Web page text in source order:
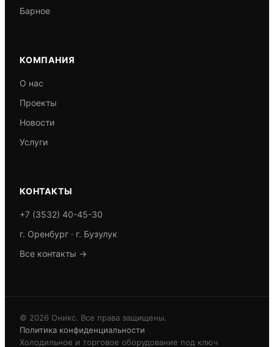
Барное
КОМПАНИЯ
О нас
Проекты
Новости
Услуги
КОНТАКТЫ
+7 (3532) 40-45-30
г. Оренбург · г. Бузулук
Все контакты →
© 2026 Оникс. Все права защищены.
Политика конфиденциальности
Холодильное и торговое оборудование под ключ